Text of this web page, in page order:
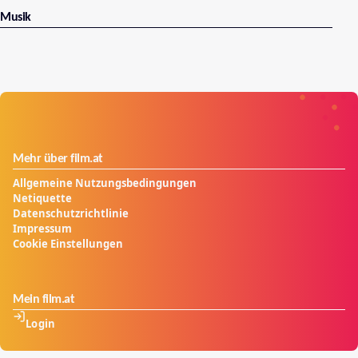
Musik
Mehr über film.at
Allgemeine Nutzungsbedingungen
Netiquette
Datenschutzrichtlinie
Impressum
Cookie Einstellungen
Mein film.at
Login